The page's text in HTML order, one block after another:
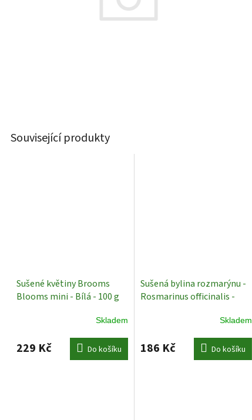
Související produkty
Sušené květiny Brooms
Blooms mini - Bílá - 100 g
Skladem
229 Kč Do košíku
Sušená bylina rozmarýnu -
Rosmarinus officinalis -
Skladem
186 Kč Do košíku